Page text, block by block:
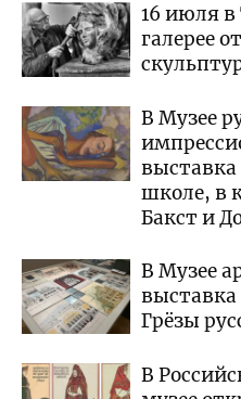
16 июля в
галерее
В Музее
выставка
школе, в
Бакст и
В Музее
Грёзы
В